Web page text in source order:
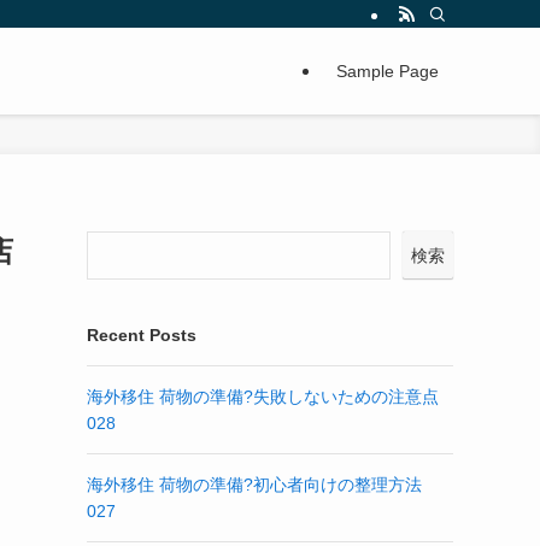
Sample Page
検索
Recent Posts
海外移住 荷物の準備?失敗しないための注意点
028
海外移住 荷物の準備?初心者向けの整理方法
027